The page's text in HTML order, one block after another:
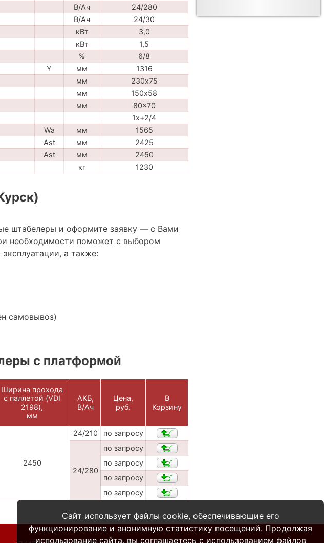
В/Ач
24/280
В/Ач
24/30
кВт
3,0
кВт
1,5
%
6/8
Y мм
1316
мм
230х75
мм
150х58
мм
80x70
1x+2/4
Wa мм
1565
Ast мм
2425
Ast мм
2450
кг 1230
штабелеры и оформите заявку — с Вами
необходимости поможет с выбором
а также:
самовывоз)
с платформой
Ширина прохода
с паллетой (VDI
2198),
мм
АКБ,
В/Ач
Цена,
руб.
В
Корзину
2450
24/210
по запросу
24/280
по запросу
по запросу
по запросу
по запросу
Сайт использует файлы cookie, обеспечивающие его
функционирование и анонимную статистику посещений. Продолжая
использование сайта, вы соглашаетесь с использованием файлов